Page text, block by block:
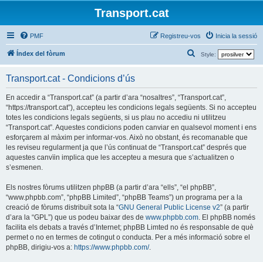
Transport.cat
PMF Inicia la sessió
Registreu-vos
Índex del fòrum Style:
e
c
a
Transport.cat - Condicions d’ús
En accedir a “Transport.cat” (a partir d’ara “nosaltres”, “Transport.cat”,
“https://transport.cat”), accepteu les condicions legals següents. Si no accepteu
totes les condicions legals següents, si us plau no accediu ni utilitzeu
“Transport.cat”. Aquestes condicions poden canviar en qualsevol moment i ens
esforçarem al màxim per informar-vos. Això no obstant, és recomanable que
les reviseu regularment ja que l’ús continuat de “Transport.cat” després que
aquestes canvïin implica que les accepteu a mesura que s’actualitzen o
s’esmenen.
Els nostres fòrums utilitzen phpBB (a partir d’ara “ells”, “el phpBB”,
“www.phpbb.com”, “phpBB Limited”, “phpBB Teams”) un programa per a la
creació de fòrums distribuït sota la “GNU General Public License v2” (a partir
d’ara la “GPL”) que us podeu baixar des de www.phpbb.com . El phpBB només
facilita els debats a través d’Internet; phpBB Limted no és responsable de què
permet o no en termes de cotingut o conducta. Per a més informació sobre el
phpBB, dirigiu-vos a: https://www.phpbb.com/.